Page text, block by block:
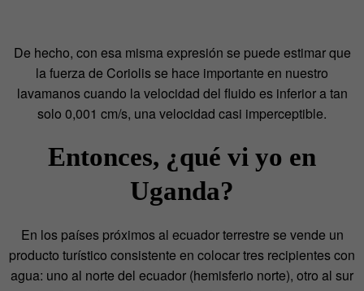
De hecho, con esa misma expresión se puede estimar que
la fuerza de Coriolis se hace importante en nuestro
lavamanos cuando la velocidad del fluido es inferior a tan
solo 0,001 cm/s, una velocidad casi imperceptible.
Entonces, ¿qué vi yo en
Uganda?
En los países próximos al ecuador terrestre se vende un
producto turístico consistente en colocar tres recipientes con
agua: uno al norte del ecuador (hemisferio norte), otro al sur